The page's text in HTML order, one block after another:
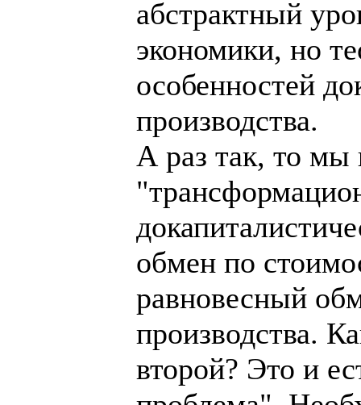
абстрактный
экономики, но
особенностей
производства.
А раз так, то мы
обмен по
равновесный
производства.
второй? Это и